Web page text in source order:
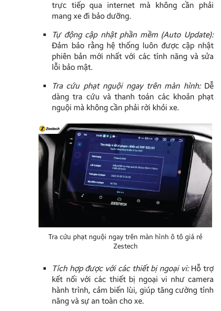
trực tiếp qua internet mà không cần phải
mang xe đi bảo dưỡng.
Tự động cập nhật phần mềm (Auto Update):
Đảm bảo rằng hệ thống luôn được cập nhật
phiên bản mới nhất với các tính năng và sửa
lỗi bảo mật.
Tra cứu phạt nguội ngay trên màn hình:Dễ
dàng tra cứu và thanh toán các khoản phạt
nguội mà không cần phải rời khỏi xe.
Tra cứu phạt nguội ngay trên màn hình ô tô giá rẻ
Zestech
Tích hợp được với các thiết bị ngoại vi:Hỗ trợ
kết nối với các thiết bị ngoại vi như camera
hành trình, cảm biến lùi, giúp tăng cường tính
năng và sự an toàn cho xe.